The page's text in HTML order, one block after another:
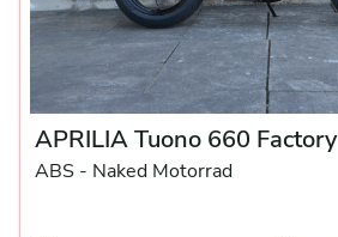
APRILIA Tuono 660 Factory
ABS - Naked Motorrad